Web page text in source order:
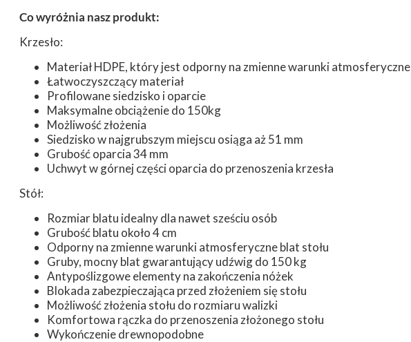
Co wyróżnia nasz produkt:
Krzesło:
Materiał HDPE, który jest odporny na zmienne warunki atmosferyczne
Łatwoczyszczący materiał
Profilowane siedzisko i oparcie
Maksymalne obciążenie do 150kg
Możliwość złożenia
Siedzisko w najgrubszym miejscu osiąga aż 51 mm
Grubość oparcia 34 mm
Uchwyt w górnej części oparcia do przenoszenia krzesła
Stół:
Rozmiar blatu idealny dla nawet sześciu osób
Grubość blatu około 4 cm
Odporny na zmienne warunki atmosferyczne blat stołu
Gruby, mocny blat gwarantujący udźwig do 150 kg
Antypoślizgowe elementy na zakończenia nóżek
Blokada zabezpieczająca przed złożeniem się stołu
Możliwość złożenia stołu do rozmiaru walizki
Komfortowa rączka do przenoszenia złożonego stołu
Wykończenie drewnopodobne